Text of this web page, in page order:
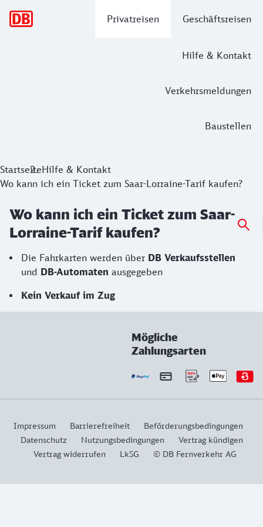
Privatreisen Geschäftsreisen
Hilfe & Kontakt
Verkehrsmeldungen
Baustellen
StartseiteHilfe & Kontakt
Wo kann ich ein Ticket zum Saar-Lorraine-Tarif kaufen?
Wo kann ich ein Ticket zum Saar-
Lorraine-Tarif kaufen?
Die Fahrkarten werden über DB Verkaufsstellen
und DB-Automaten ausgegeben
Kein Verkauf im Zug
Mögliche
Zahlungsarten
Impressum Barrierefreiheit
Beförderungsbedingungen
Datenschutz
Nutzungsbedingungen
Vertrag kündigen
Vertrag widerrufen
LkSG © DB Fernverkehr AG